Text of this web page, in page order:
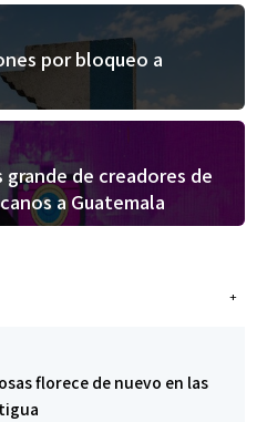
por bloqueo a
de creadores de
a Guatemala
+
florece de nuevo en las